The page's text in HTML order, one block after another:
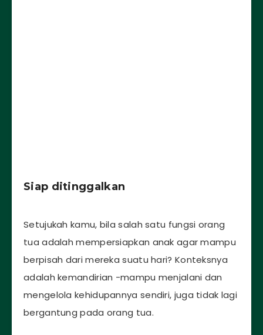
Siap ditinggalkan
Setujukah kamu, bila salah satu fungsi orang
tua adalah mempersiapkan anak agar mampu
berpisah dari mereka suatu hari? Konteksnya
adalah kemandirian -mampu menjalani dan
mengelola kehidupannya sendiri, juga tidak lagi
bergantung pada orang tua.